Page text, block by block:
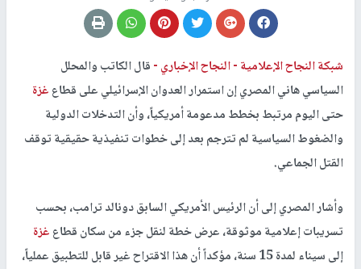
شبكة النجاح الإعلامية -النجاح الإخباري -قال الكاتب والمحلل
السياسي هاني المصري إن استمرار العدوان الإسرائيلي على قطاعغزة
حتى اليوم مرتبط بخطط مدعومة أمريكياً، وأن التدخلات الدولية
والضغوط السياسية لم تترجم بعد إلى خطوات تنفيذية حقيقية توقف
القتل الجماعي.
وأشار المصري إلى أن الرئيس الأمريكي السابق دونالد ترامب، بحسب
تسريبات إعلامية موثوقة، عرض خطة لنقل جزء من سكان قطاعغزة
إلى سيناء لمدة 15 سنة، مؤكداً أن هذا الاقتراح غير قابل للتطبيق عملياً،